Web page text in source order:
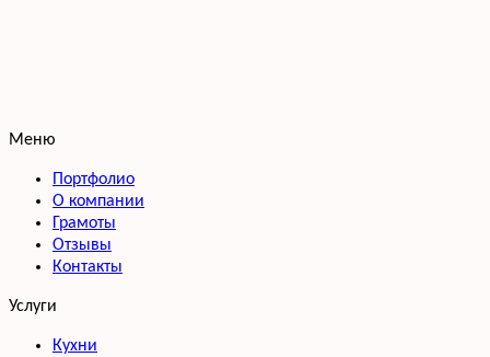
Меню
Портфолио
О компании
Грамоты
Отзывы
Контакты
Услуги
Кухни